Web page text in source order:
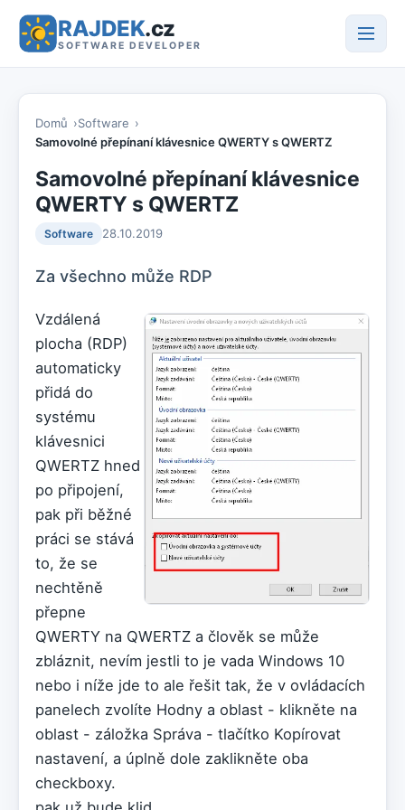
RAJDEK.cz
SOFTWARE DEVELOPER
Domů
Software
Samovolné přepínaní klávesnice QWERTY s QWERTZ
Samovolné přepínaní klávesnice
QWERTY s QWERTZ
Software 28.10.2019
Za všechno může RDP
Vzdálená
plocha (RDP)
automaticky
přidá do
systému
klávesnici
QWERTZ hned
po připojení,
pak při běžné
práci se stává
to, že se
nechtěně
přepne
QWERTY na QWERTZ a člověk se může
zbláznit, nevím jestli to je vada Windows 10
nebo i níže jde to ale řešit tak, že v ovládacích
panelech zvolíte Hodny a oblast - klikněte na
oblast - záložka Správa - tlačítko Kopírovat
nastavení, a úplně dole zaklikněte oba
checkboxy.